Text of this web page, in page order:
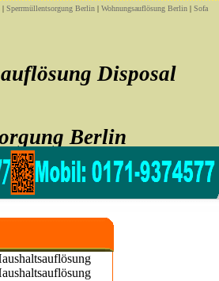
| Sperrmüllentsorgung Berlin | Wohnungsauflösung Berlin | Sofa
Disposal
Berlin
Haushaltsauflösung Disposal Entsorgung